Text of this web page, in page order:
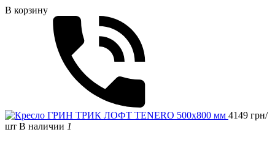
В корзину
4149 грн/
шт В наличии 1